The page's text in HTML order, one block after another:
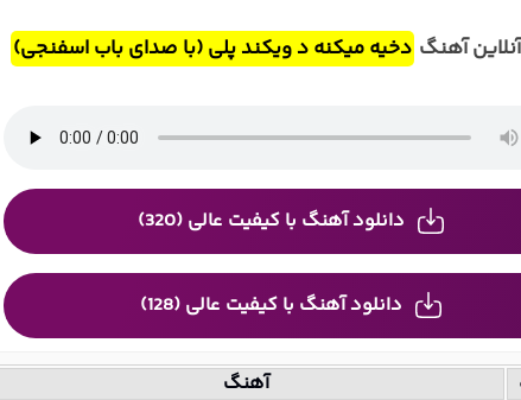
آهنگ دخیه میکنه د ویکند پلی (با صدای باب اسفنجی)
دانلود آهنگ با کیفیت عالی (320)
دانلود آهنگ با کیفیت عالی (128)
آهنگ